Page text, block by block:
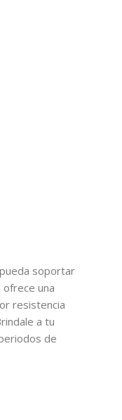
soportar
una
resistencia
a tu
de